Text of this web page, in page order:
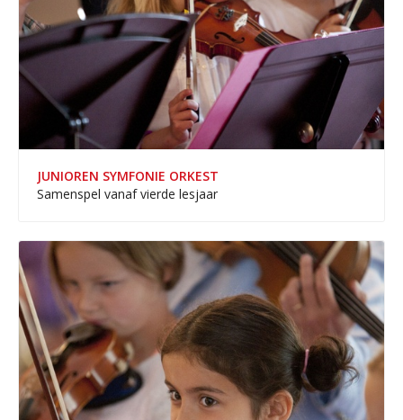
JUNIOREN SYMFONIE ORKEST
Samenspel vanaf vierde lesjaar